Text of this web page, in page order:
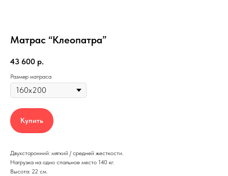
Матрас “Клеопатра”
43 600 р.
Размер матраса
Купить
Двухсторонний: мягкий / средней жесткости.
Нагрузка на одно спальное место 140 кг.
Высота: 22 см.